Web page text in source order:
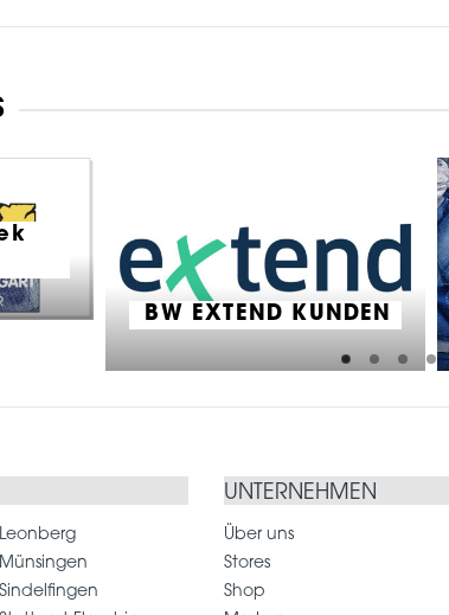
BW EXTEND KUNDEN
Leonberg
Münsingen
Sindelfingen
UNTERNEHMEN
Über uns
Stores
Shop